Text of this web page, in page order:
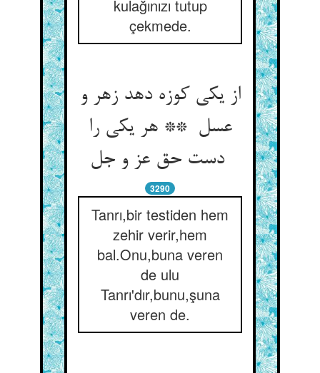
kulağınızı tutup
çekmede.
از یکی کوزه دهد زهر و
عسل ** هر یکی را
دست حق عز و جل
3290
Tanrı,bir testiden hem
zehir verir,hem
bal.Onu,buna veren
de ulu
Tanrı'dır,bunu,şuna
veren de.